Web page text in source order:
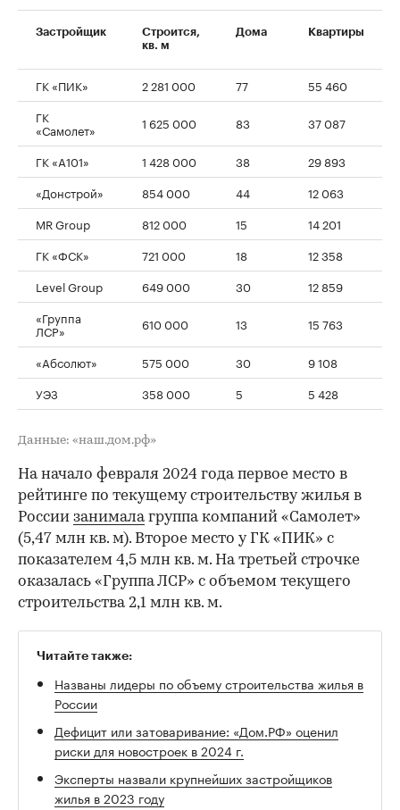
Застройщик
Строится,
кв. м
Дома Квартиры
ГК «ПИК» 2 281 000 77
55 460
ГК
«Самолет» 1 625 000 83 37 087
ГК «А101» 1 428 000 38
29 893
«Донстрой»
854 000 44
12 063
MR Group
812 000 15
14 201
ГК «ФСК»
721 000 18
12 358
Level Group
649 000 30
12 859
«Группа
ЛСР» 610 000 13 15 763
«Абсолют» 575 000 30
9 108
УЭЗ
358 000 5 5 428
Данные: «наш.дом.рф»
На начало февраля 2024 года первое место в
рейтинге по текущему строительству жилья в
России занималагруппа компаний «Самолет»
(5,47 млн кв. м). Второе место у ГК «ПИК» с
показателем 4,5 млн кв. м. На третьей строчке
оказалась «Группа ЛСР» с объемом текущего
строительства 2,1 млн кв. м.
Читайте также:
Названы лидеры по объему строительства жилья в
России
Дефицит или затоваривание: «Дом.РФ» оценил
риски для новостроек в 2024 г.
Эксперты назвали крупнейших застройщиков
жилья в 2023 году